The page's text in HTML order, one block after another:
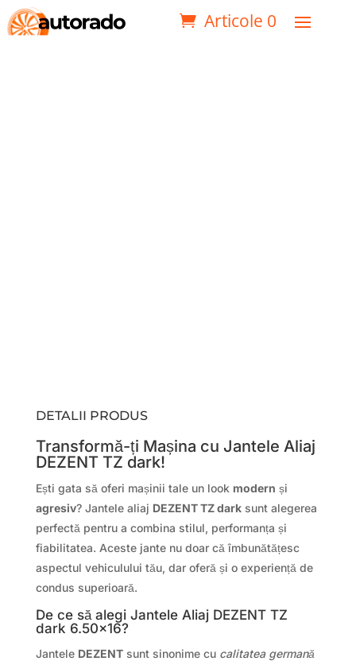
Articole 0
DETALII PRODUS
Transformă-ți Mașina cu Jantele Aliaj
DEZENT TZ dark!
Ești gata să oferi mașinii tale un look modern și
agresiv? Jantele aliaj DEZENT TZ darksunt alegerea
perfectă pentru a combina stilul, performanța și
fiabilitatea. Aceste jante nu doar că îmbunătățesc
aspectul vehiculului tău, dar oferă și o experiență de
condus superioară.
De ce să alegi Jantele Aliaj DEZENT TZ
dark 6.50×16?
Jantele DEZENTsunt sinonime cu calitatea germană